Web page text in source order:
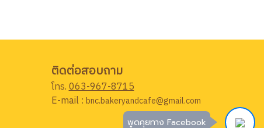
ติดต่อสอบถาม
โทร.063-967-8715
E-mail : bnc.bakeryandcafe@gmail.com
พูดคุยทาง Facebook